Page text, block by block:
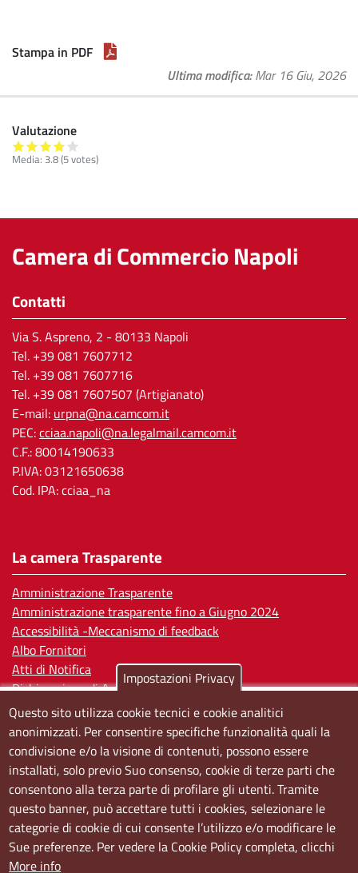
Stampa in PDF
Ultima modifica Mar 16 Giu, 2026
Valutazione
Media: 3.8(5votes)
Camera di Commercio Napoli
Contatti
Via S. Aspreno, 2 - 80133 Napoli
Tel. +39 081 7607712
Tel. +39 081 7607716
Tel. +39 081 7607507 (Artigianato)
E-mail: urpna@na.camcom.it
PEC:cciaa.napoli@na.legalmail.camcom.it
C.F.: 80014190633
P.IVA: 03121650638
Cod. IPA: cciaa_na
La camera Trasparente
Amministrazione Trasparente
Amministrazione trasparente fino a Giugno 2024
Accessibilità -Meccanismo di feedback
Albo Fornitori
Atti di Notifica
Dichiarazione di Accessibilità
Sedi e orari
Sede Centrale:
Via S. Aspreno, 2, 80133 Napoli NA
Sede Secondaria:
Corso Meridionale, 58 80143 Napoli NA
Orari
Impostazioni Privacy
Questo sito utilizza cookie tecnici e cookie analitici
anonimizzati. Per consentire specifiche funzionalità quali la
condivisione e/o la visione di contenuti, possono essere
installati, solo previo Suo consenso, cookie di terze parti che
consentono alla terza parte di profilare gli utenti. Tramite
questo banner, può accettare tutti i cookies, selezionare le
categorie di cookie di cui consente l’utilizzo e/o modificare le
Sue preferenze. Per vedere la Cookie Policy completa, clicchi
More info